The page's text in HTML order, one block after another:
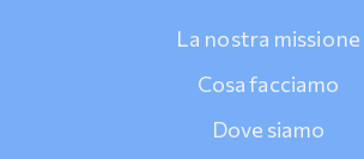
La nostra missione
Cosa facciamo
Dove siamo